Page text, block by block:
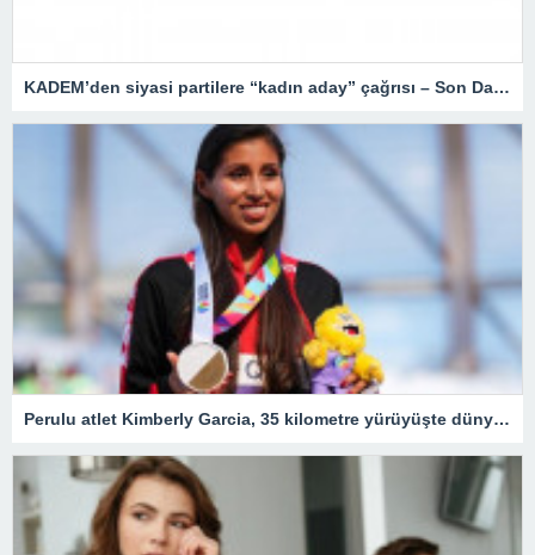
KADEM’den siyasi partilere “kadın aday” çağrısı – Son Dakika Türkiye Haberleri
Perulu atlet Kimberly Garcia, 35 kilometre yürüyüşte dünya rekoru kırdı – Son Dakika Spor Haberleri